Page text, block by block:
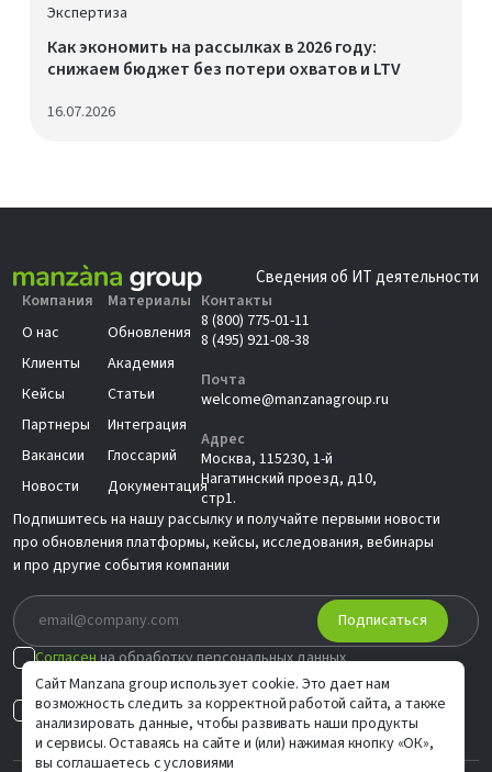
Сайт Manzana group использует cookie. Это дает нам
возможность следить за корректной работой сайта, а также
анализировать данные, чтобы развивать наши продукты
и сервисы. Оставаясь на сайте и (или) нажимая кнопку «ОК»,
вы соглашаетесь с условиями
Экспертиза
Как экономить на рассылках в 2026 году:
снижаем бюджет без потери охватов и LTV
16.07.2026
Сведения об ИТ деятельности
Компания
О нас
Клиенты
Кейсы
Партнеры
Вакансии
Новости
Материалы
Обновления
Академия
Статьи
Интеграция
Глоссарий
Документация
Контакты
8 (800) 775-01-11
8 (495) 921-08-38
Почта
welcome@manzanagroup.ru
Адрес
Москва, 115230, 1-й
Нагатинский проезд, д10,
стр1.
Подпишитесь на нашу рассылку и получайте первыми новости
про обновления платформы, кейсы, исследования, вебинары
и про другие события компании
Подписаться
Согласенна обработку персональных данных
в соответствии сПолитикой
Согласен наиндивидуальные предложения